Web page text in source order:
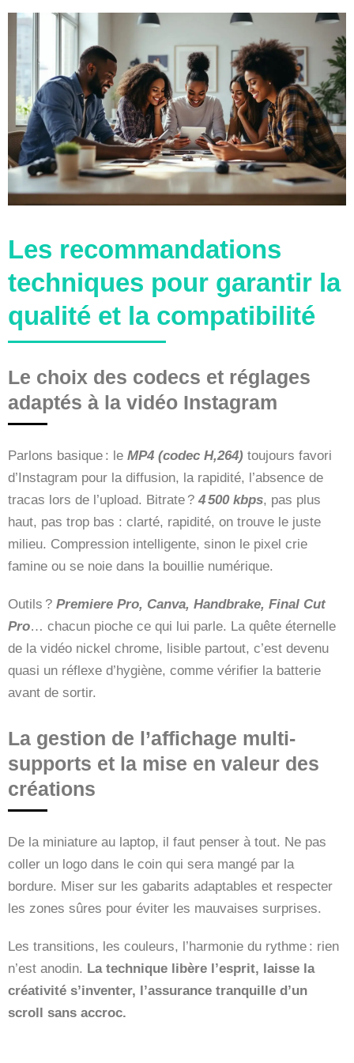
Les recommandations
techniques pour garantir la
qualité et la compatibilité
Le choix des codecs et réglages
adaptés à la vidéo Instagram
Parlons basique : le MP4 (codec H,264) toujours favori
d’Instagram pour la diffusion, la rapidité, l’absence de
tracas lors de l’upload. Bitrate ? 4 500 kbps, pas plus
haut, pas trop bas : clarté, rapidité, on trouve le juste
milieu. Compression intelligente, sinon le pixel crie
famine ou se noie dans la bouillie numérique.
Outils ? Premiere Pro, Canva, Handbrake, Final Cut
Pro… chacun pioche ce qui lui parle. La quête éternelle
de la vidéo nickel chrome, lisible partout, c’est devenu
quasi un réflexe d’hygiène, comme vérifier la batterie
avant de sortir.
La gestion de l’affichage multi-
supports et la mise en valeur des
créations
De la miniature au laptop, il faut penser à tout. Ne pas
coller un logo dans le coin qui sera mangé par la
bordure. Miser sur les gabarits adaptables et respecter
les zones sûres pour éviter les mauvaises surprises.
Les transitions, les couleurs, l’harmonie du rythme : rien
n’est anodin. La technique libère l’esprit, laisse la
créativité s’inventer, l’assurance tranquille d’un
scroll sans accroc.